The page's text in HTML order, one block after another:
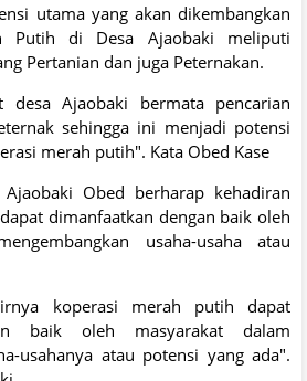
utama yang akan dikembangkan
Putih di Desa Ajaobaki meliputi
Pertanian dan juga Peternakan.
desa Ajaobaki bermata pencarian
sehingga ini menjadi potensi
merah putih". Kata Obed Kase
Ajaobaki Obed berharap kehadiran
dimanfaatkan dengan baik oleh
usaha-usaha atau
koperasi merah putih dapat
baik oleh masyarakat dalam
usahanya atau potensi yang ada".